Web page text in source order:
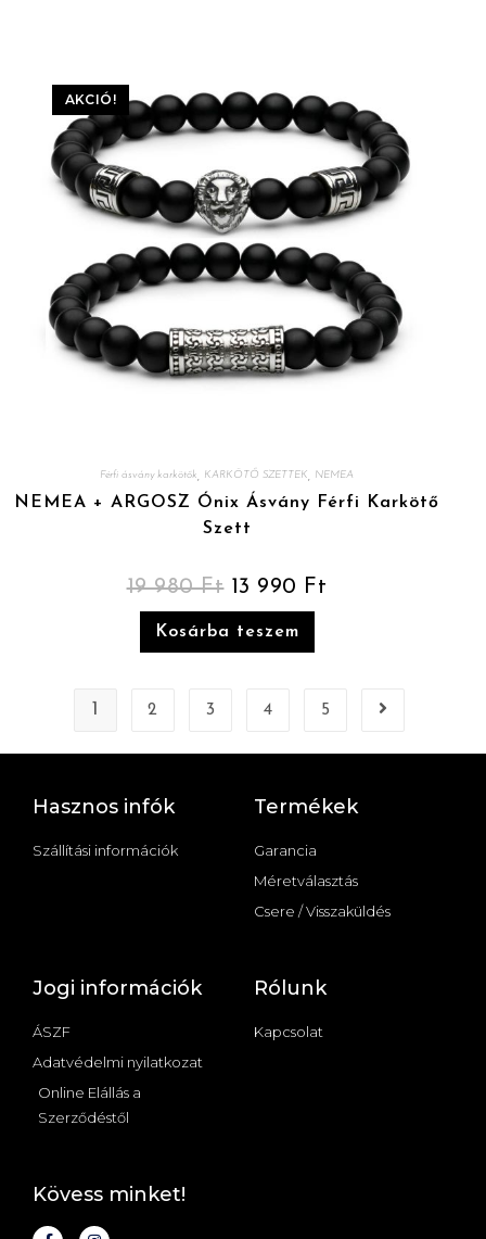
AKCIÓ!
Férfi ásvány karkötők KARKÖTŐ SZETTEK NEMEA
NEMEA + ARGOSZ Ónix Ásvány Férfi Karkötő
Szett
19 980Ft 13 990 Ft
Kosárba teszem
1 2 3 4 5
Hasznos infók
Szállítási információk
Termékek
Garancia
Méretválasztás
Csere / Visszaküldés
Jogi információk
ÁSZF
Adatvédelmi nyilatkozat
Online Elállás a
Szerződéstől
Rólunk
Kapcsolat
Kövess minket!